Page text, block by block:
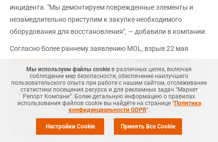
инцидента. "Мы демонтируем поврежденные элементы и
незамедлительно приступим к закупке необходимого
оборудования для восстановления", — добавили в компании.
Согласно более раннему заявлению MOL, взрыв 22 мая
произошел в процессе перезапуска установки крекинга
после планового технического обслуживания; в результате
инцидента погиб один сотрудник, еще девять получили
ранения. Основываясь на предварительном анализе, в MOL
сообщили, что взрыв произошел из-за воспламенения
углеводородов, находившихся внутри одного из
трубопроводов установки "Олефин-1", в момент запуска
Мы используем файлы cookieв различных целях, включая
соблюдение мер безопасности, обеспечение наилучшего
пользовательского опыта при работе с нашим сайтом, отслеживание
статистики посещения ресурса и для рекламных задач “Маркет
Репорт Компани”. Более детальную информацию о правилах
использования файлов cookie вы найдёте на странице "Политика
конфиденциальности GDPR".
Настройки Cookie Принять Все Cookie